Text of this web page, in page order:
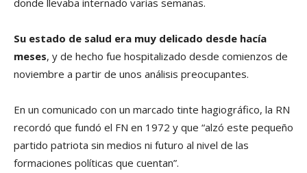
donde llevaba internado varias semanas.
Su estado de salud era muy delicado desde hacía
meses, y de hecho fue hospitalizado desde comienzos de
noviembre a partir de unos análisis preocupantes.
En un comunicado con un marcado tinte hagiográfico, la RN
recordó que fundó el FN en 1972 y que “alzó este pequeño
partido patriota sin medios ni futuro al nivel de las
formaciones políticas que cuentan”.